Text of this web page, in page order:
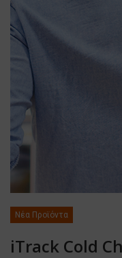
Νέα Προϊόντα
iTrack Cold